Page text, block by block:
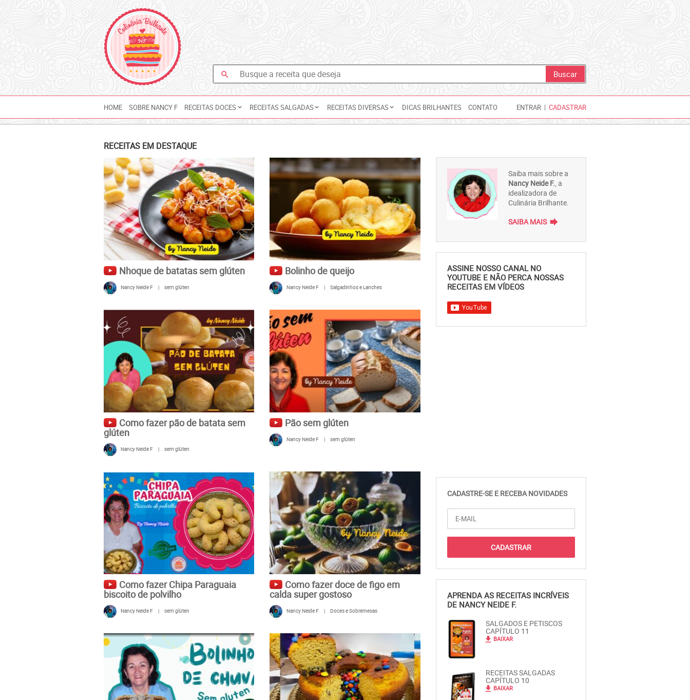
search
HOME SOBRE NANCY F RECEITAS DOCES RECEITAS SALGADAS RECEITAS DIVERSAS DICAS BRILHANTES CONTATO ENTRAR | CADASTRAR
RECEITAS EM DESTAQUE
Nhoque de batatas sem glúten
Nancy Neide F | sem glúten
Bolinho de queijo
Nancy Neide F | Salgadinhos e Lanches
Como fazer pão de batata sem
glúten
Nancy Neide F | sem glúten
Pão sem glúten
Nancy Neide F | sem glúten
Como fazer Chipa Paraguaia
biscoito de polvilho
Nancy Neide F | sem glúten
Como fazer doce de figo em
calda super gostoso
Nancy Neide F | Doces e Sobremesas
Saiba mais sobre a
Nancy Neide F., a
idealizadora de
Culinária Brilhante.
SAIBA MAIS forward
ASSINE NOSSO CANAL NO
YOUTUBE E NÃO PERCA NOSSAS
RECEITAS EM VÍDEOS
CADASTRE-SE E RECEBA NOVIDADES
APRENDA AS RECEITAS INCRÍVEIS
DE NANCY NEIDE F.
SALGADOS E PETISCOS
CAPÍTULO 11
file_download BAIXAR
RECEITAS SALGADAS
CAPÍTULO 10
file_download BAIXAR